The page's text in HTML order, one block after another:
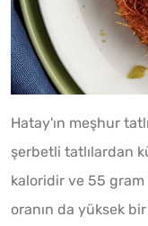
Hatay'ın meşhur
şerbetli tatlılardan
kaloridir ve 55
oranın da yüksek